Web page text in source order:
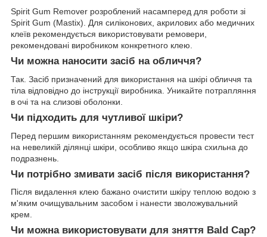
Spirit Gum Remover розроблений насамперед для роботи зі
Spirit Gum (Mastix). Для силіконових, акрилових або медичних
клеїв рекомендується використовувати ремовери,
рекомендовані виробником конкретного клею.
Чи можна наносити засіб на обличчя?
Так. Засіб призначений для використання на шкірі обличчя та
тіла відповідно до інструкції виробника. Уникайте потрапляння
в очі та на слизові оболонки.
Чи підходить для чутливої шкіри?
Перед першим використанням рекомендується провести тест
на невеликій ділянці шкіри, особливо якщо шкіра схильна до
подразнень.
Чи потрібно змивати засіб після використання?
Після видалення клею бажано очистити шкіру теплою водою з
м'яким очищувальним засобом і нанести зволожувальний
крем.
Чи можна використовувати для зняття Bald Cap?